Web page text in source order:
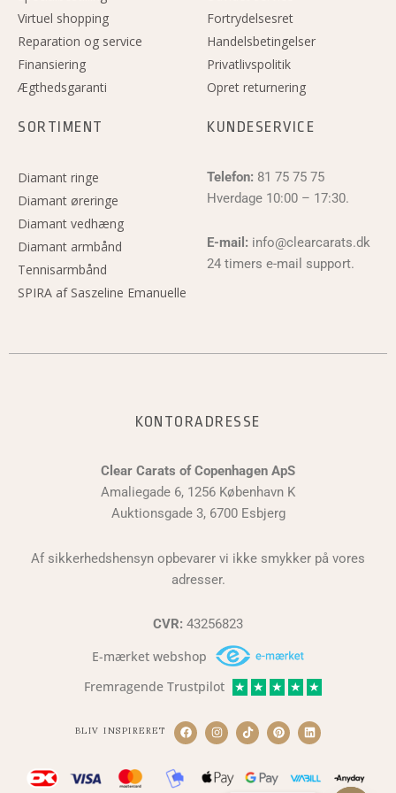
Virtuel shopping
Reparation og service
Finansiering
Ægthedsgaranti
Fortrydelsesret
Handelsbetingelser
Privatlivspolitik
Opret returnering
SORTIMENT
Diamant ringe
Diamant øreringe
Diamant vedhæng
Diamant armbånd
Tennisarmbånd
SPIRA af Saszeline Emanuelle
KUNDESERVICE
Telefon: 81 75 75 75
Hverdage 10:00 – 17:30.
E-mail: info@clearcarats.dk
24 timers e-mail support.
KONTORADRESSE
Clear Carats of Copenhagen ApS
Amaliegade 6, 1256 København K
Auktionsgade 3, 6700 Esbjerg
Af sikkerhedshensyn opbevarer vi ikke smykker på vores
adresser.
CVR: 43256823
E-mærket webshop
Fremragende Trustpilot
★ ★ ★ ★ ★
BLIV INSPIRERET F
a
c
I
n
s
a
g
T
i
k
o
k
P
i
n
e
r
L
i
n
e
d